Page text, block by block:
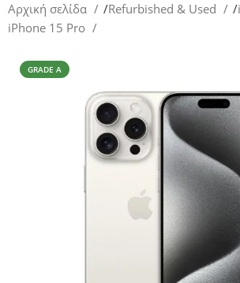
Αρχική σελίδα /Refurbished & Used /
iPhone 15 Pro
GRADE A